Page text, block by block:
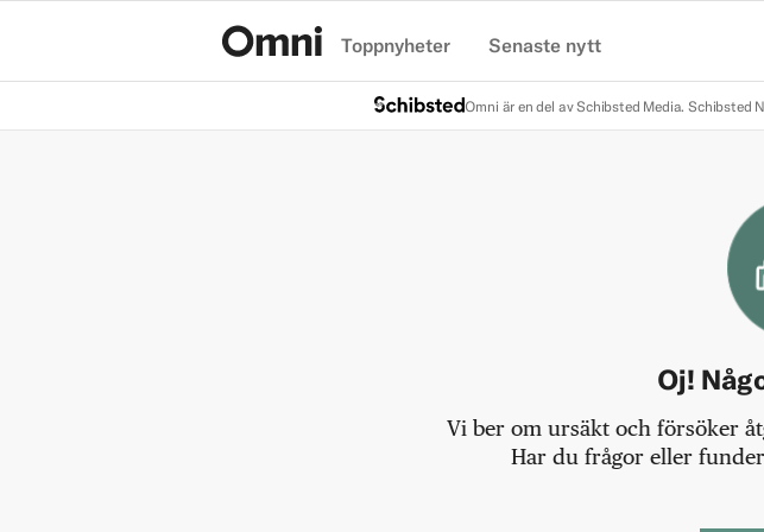
Toppnyheter Senaste nytt
Omni är en del av Schibsted Media. Schibsted
Oj!
Vi ber om ursäkt och försöker
Har du frågor eller